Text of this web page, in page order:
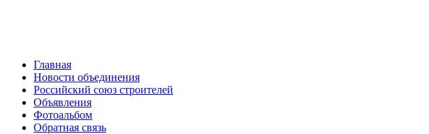
Главная
Новости объединения
Российский союз строителей
Объявления
Фотоальбом
Обратная связь